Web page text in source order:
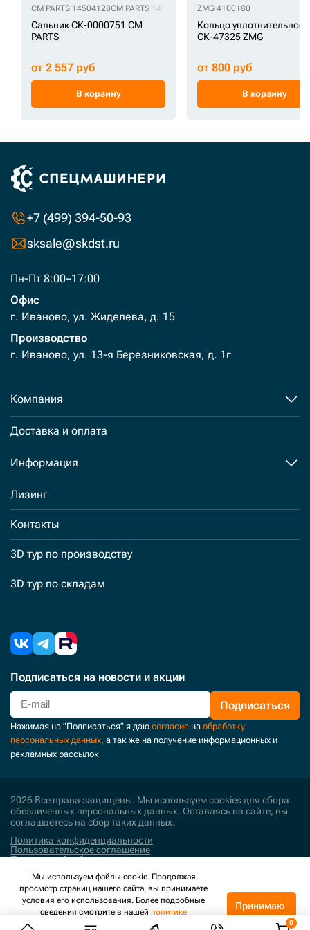
CM PARTS 14504128CM PARTS 14560214 CM PARTS 1661498
Сальник СК-0000751 CM
PARTS
от 2 557 руб
В корзину
ZMG 4100180
Кольцо уплотнительное
СК-47325 ZMG
от 800 руб
В корзину
+7 (499) 394-50-93
sksale@skdst.ru
Пн-Пт 8:00–17:00
Офис
г. Иваново, ул. Жиделева, д. 15
Производство
г. Иваново, ул. 13-я Березниковская, д. 1г
Компания
Доставка и оплата
Информация
Лизинг
Контакты
3D тур по производству
3D тур по складам
Подписаться на новости и акции
Подписаться
Нажимая на "Подписаться" я даю согласие на обработку
персональных данных, а так же на получение информационных и
рекламных рассылок
2026 Все права защищены. Мы используем cookies для сбора
обезличенных персональных данных. Оставаясь на сайте, вы
соглашаетесь на сбор таких данных.
Политика конфиденциальности
Пользовательское соглашение
Политика обработки персональных данных
Поддержка и развитие
Мы используем файлы cookie. Продолжая
просмотр страниц нашего сайта, вы принимаете
условия его использования. Более подробные
сведения смотрите в нашей политике
конфиденциальности.
Принимаю